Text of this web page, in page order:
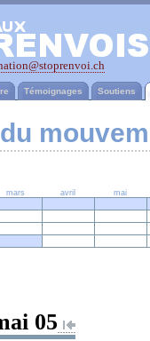
Témoignages Soutiens
mars avril
mai
05